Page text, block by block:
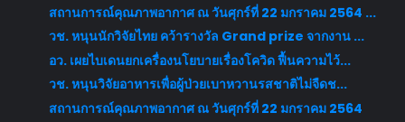
สถานการณ์คุณภาพอากาศ ณ วันศุกร์ที่ 22 มกราคม 2564 ...
วช. หนุนนักวิจัยไทย คว้ารางวัล Grand prize จากงาน ...
อว. เผยไบเดนยกเครื่องนโยบายเรื่องโควิด ฟื้นความไว้...
วช. หนุนวิจัยอาหารเพื่อผู้ป่วยเบาหวานรสชาติไม่จืดช...
สถานการณ์คุณภาพอากาศ ณ วันศุกร์ที่ 22 มกราคม 2564